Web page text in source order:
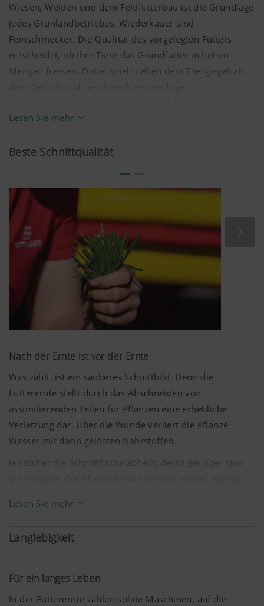
Wiesen, Weiden und dem Feldfutterbau ist die Grundlage
jedes Grünlandbetriebes. Wiederkäuer sind
Feinschmecker. Die Qualität des vorgelegten Futters
entscheidet, ob Ihre Tiere das Grundfutter in hohen
Mengen fressen. Dabei spielt neben dem Energiegehalt,
Sauberes, energiereiches Grundfutter wird gerne
werden. Dies führt einerseits zu geringeren Futterkosten
und andererseits zu höherer Tiergesundheit. Letztendlich
profitieren Sie von sauberem und qualitativ
einwandfreiem Futter durch mehr Gewinn auf Ihrem
Betrieb.
Doch bestes Futter ist kein Zufall. Den Grundstein dafür
legt die botanische Zusammensetzung des
Pflanzenbestandes. Den hier entstehenden Mengen- und
Qualitätsertrag gilt es entlang der gesamten Erntekette zu
Lesen Sie mehr
Beste Schnittqualität
Nach der Ernte ist vor der Ernte
Was zählt, ist ein sauberes Schnittbild. Denn die
Futterernte stellt durch das Abschneiden von
assimilierenden Teilen für Pflanzen eine erhebliche
Verletzung dar. Über die Wunde verliert die Pflanze
Wasser mit darin gelösten Nährstoffen.
Je rascher die Schnittfläche abheilt, desto geringer sind
Ein schneller Aufwuchs des Pflanzenbestandes nach der
Hektar.
PÖTTINGER Mähbalken entwickelt.
Lesen Sie mehr
Langlebigkeit
Für ein langes Leben
In der Futterernte zählen solide Maschinen, auf die